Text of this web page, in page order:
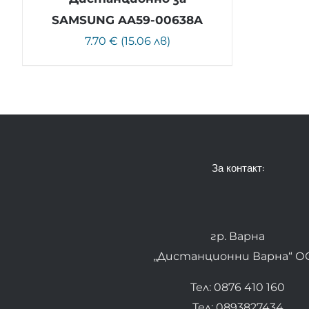
SAMSUNG AA59-00638A
7.70 € (15.06 лв)
За контакт:
гр. Варна
„Дистанционни Варна“
Тел: 0876 410 160